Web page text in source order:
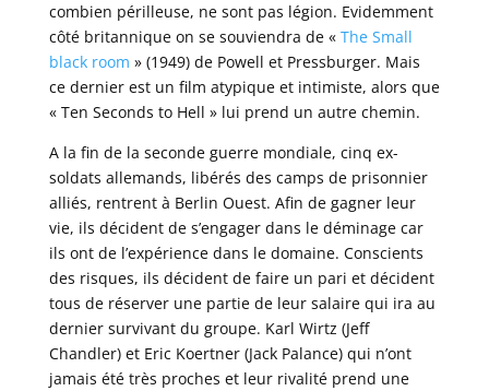
combien périlleuse, ne sont pas légion. Evidemment
côté britannique on se souviendra de « The Small
black room » (1949) de Powell et Pressburger. Mais
ce dernier est un film atypique et intimiste, alors que
« Ten Seconds to Hell » lui prend un autre chemin.
A la fin de la seconde guerre mondiale, cinq ex-
soldats allemands, libérés des camps de prisonnier
alliés, rentrent à Berlin Ouest. Afin de gagner leur
vie, ils décident de s’engager dans le déminage car
ils ont de l’expérience dans le domaine. Conscients
des risques, ils décident de faire un pari et décident
tous de réserver une partie de leur salaire qui ira au
dernier survivant du groupe. Karl Wirtz (Jeff
Chandler) et Eric Koertner (Jack Palance) qui n’ont
jamais été très proches et leur rivalité prend une